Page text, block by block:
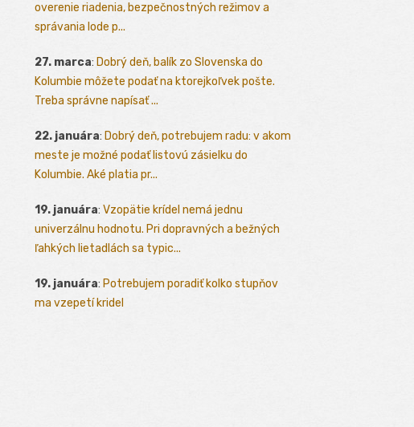
overenie riadenia, bezpečnostných režimov a
správania lode p...
27. marca: Dobrý deň, balík zo Slovenska do
Kolumbie môžete podať na ktorejkoľvek pošte.
Treba správne napísať ...
22. januára: Dobrý deň, potrebujem radu: v akom
meste je možné podať listovú zásielku do
Kolumbie. Aké platia pr...
19. januára: Vzopätie krídel nemá jednu
univerzálnu hodnotu. Pri dopravných a bežných
ľahkých lietadlách sa typic...
19. januára: Potrebujem poradiť kolko stupňov
ma vzepetí kridel